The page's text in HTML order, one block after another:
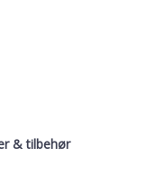
& tilbehør